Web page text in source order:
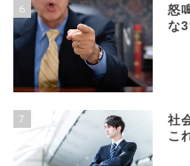
6
怒
な
7
社
こ